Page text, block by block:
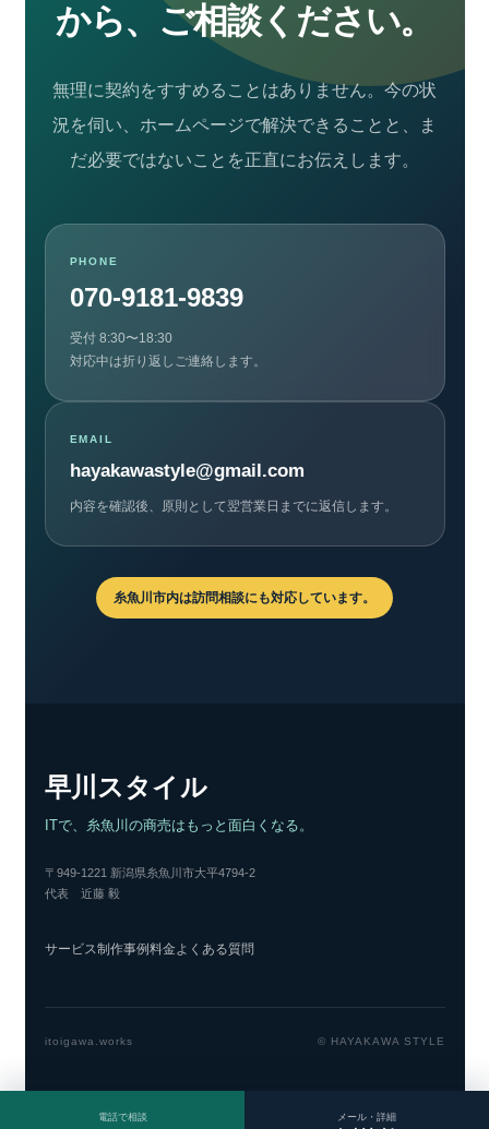
から、ご相談ください。
無理に契約をすすめることはありません。今の状
況を伺い、ホームページで解決できることと、ま
だ必要ではないことを正直にお伝えします。
PHONE
070-9181-9839
受付 8:30〜18:30
対応中は折り返しご連絡します。
EMAIL
hayakawastyle@gmail.com
内容を確認後、原則として翌営業日までに返信します。
糸魚川市内は訪問相談にも対応しています。
早川スタイル
ITで、糸魚川の商売はもっと面白くなる。
〒949-1221 新潟県糸魚川市大平4794-2
代表 近藤 毅
サービス制作事例料金よくある質問
itoigawa.works © HAYAKAWA STYLE
電話で相談 メール・詳細